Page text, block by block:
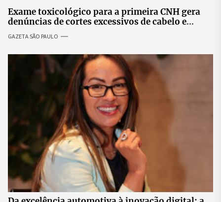
Exame toxicológico para a primeira CNH gera
denúncias de cortes excessivos de cabelo e
revolta entre candidatas
GAZETA SÃO PAULO